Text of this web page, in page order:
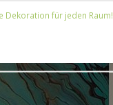
Dekoration für jeden Raum!